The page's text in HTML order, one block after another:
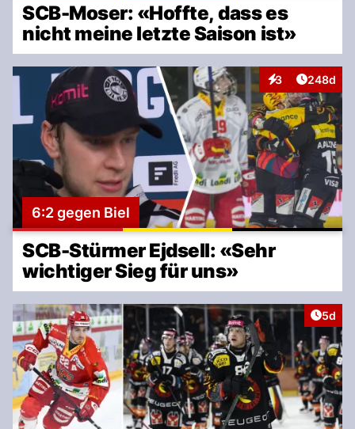
SCB-Moser: «Hoffte, dass es
nicht meine letzte Saison ist»
3
Interaktionen
Artikel
248d
6:2 gegen Biel
SCB-Stürmer Ejdsell: «Sehr
wichtiger Sieg für uns»
5d